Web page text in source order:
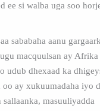
ee si walba uga soo
sababaha aanu
macquulsan ay
udub dhexaad ka
ay xukuumadaha iyo
masuuliyadda